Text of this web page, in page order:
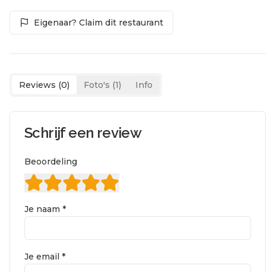
Eigenaar? Claim dit restaurant
Reviews (0) Foto's (1) Info
Schrijf een review
Beoordeling
Je naam *
Je email *